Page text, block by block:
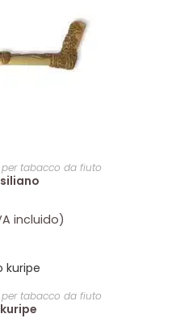
tabacco da fiuto
incluido)
tabacco da fiuto